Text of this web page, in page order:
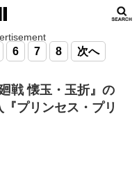
6 7 8 次へ
戦 懐玉・玉折』の
プリンセス・プリ